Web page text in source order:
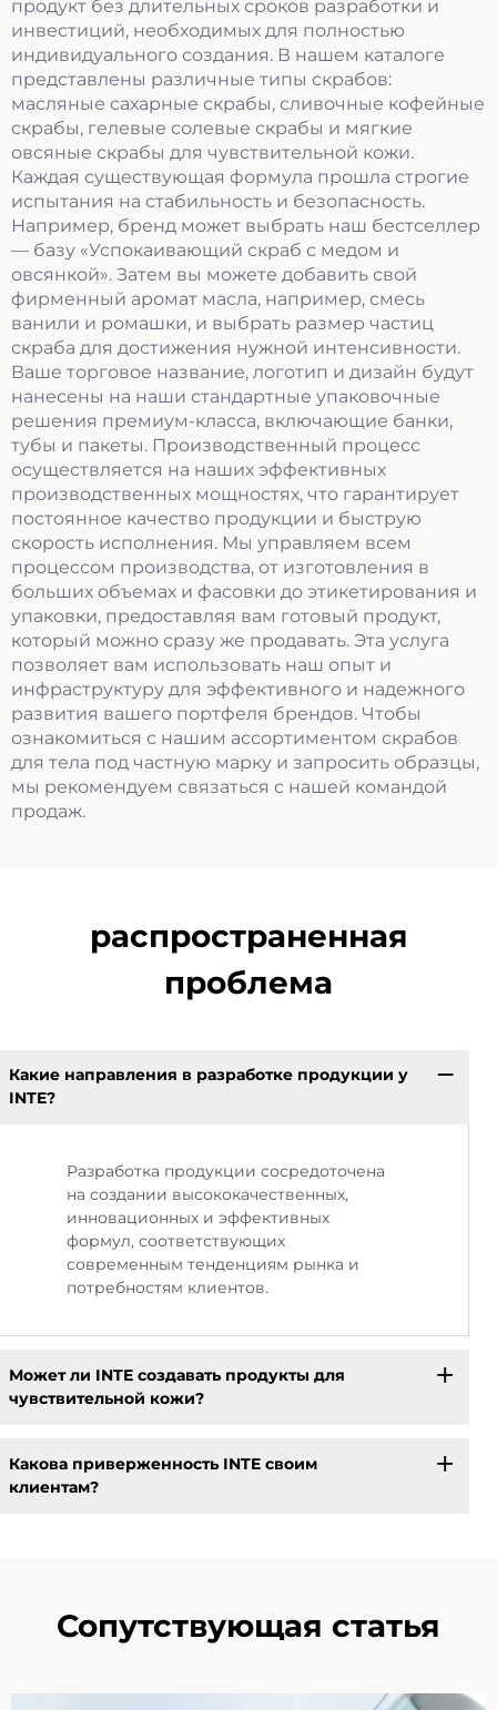
продукт без длительных сроков разработки и
инвестиций, необходимых для полностью
индивидуального создания. В нашем каталоге
представлены различные типы скрабов:
масляные сахарные скрабы, сливочные кофейные
скрабы, гелевые солевые скрабы и мягкие
овсяные скрабы для чувствительной кожи.
Каждая существующая формула прошла строгие
испытания на стабильность и безопасность.
Например, бренд может выбрать наш бестселлер
— базу «Успокаивающий скраб с медом и
овсянкой». Затем вы можете добавить свой
фирменный аромат масла, например, смесь
ванили и ромашки, и выбрать размер частиц
скраба для достижения нужной интенсивности.
Ваше торговое название, логотип и дизайн будут
нанесены на наши стандартные упаковочные
решения премиум-класса, включающие банки,
тубы и пакеты. Производственный процесс
осуществляется на наших эффективных
производственных мощностях, что гарантирует
постоянное качество продукции и быструю
скорость исполнения. Мы управляем всем
процессом производства, от изготовления в
больших объемах и фасовки до этикетирования и
упаковки, предоставляя вам готовый продукт,
который можно сразу же продавать. Эта услуга
позволяет вам использовать наш опыт и
инфраструктуру для эффективного и надежного
развития вашего портфеля брендов. Чтобы
ознакомиться с нашим ассортиментом скрабов
для тела под частную марку и запросить образцы,
мы рекомендуем связаться с нашей командой
продаж.
распространенная
проблема
Какие направления в разработке продукции у
INTE?
Разработка продукции сосредоточена
на создании высококачественных,
инновационных и эффективных
формул, соответствующих
современным тенденциям рынка и
потребностям клиентов.
Может ли INTE создавать продукты для
чувствительной кожи?
Какова приверженность INTE своим
клиентам?
Сопутствующая статья